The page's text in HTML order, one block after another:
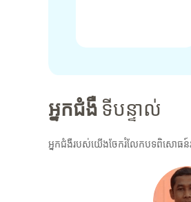
អ្នកជំងឺ ទីបន្ទាល់
អ្នកជំងឺរបស់យើងចែករំលែកបទពិសោធន៍